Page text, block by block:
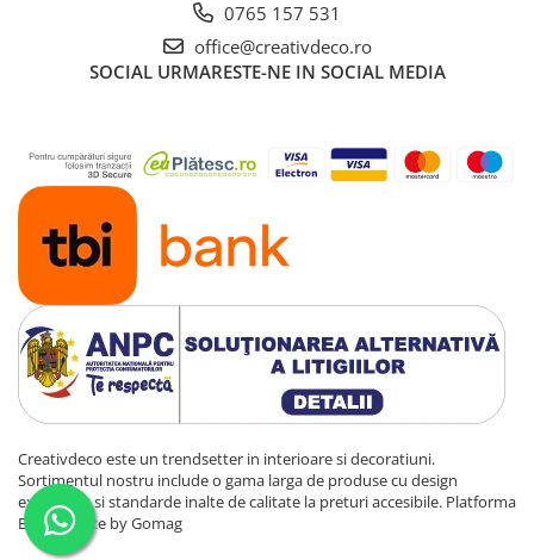
0765 157 531
office@creativdeco.ro
SOCIAL URMARESTE-NE IN SOCIAL MEDIA
Creativdeco este un trendsetter in interioare si decoratiuni.
Sortimentul nostru include o gama larga de produse cu design
exclusivist si standarde inalte de calitate la preturi accesibile. Platforma
E-commerce by Gomag